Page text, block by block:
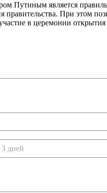
Путиным является
правительства. При этом
в церемонии
дней